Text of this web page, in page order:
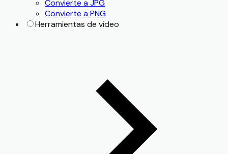
Convierte a JPG
Convierte a PNG
Herramientas de video